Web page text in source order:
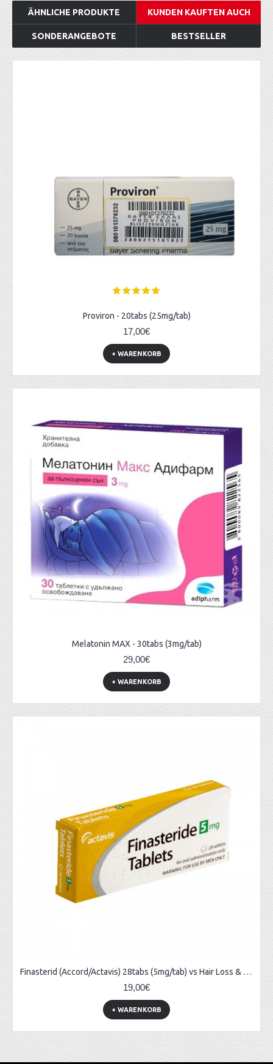
ÄHNLICHE PRODUKTE KUNDEN KAUFTEN AUCH
SONDERANGEBOTE BESTSELLER
Proviron - 20tabs (25mg/tab)
17,00€
+ WARENKORB
Melatonin MAX - 30tabs (3mg/tab)
29,00€
+ WARENKORB
Finasterid (Accord/Actavis) 28tabs (5mg/tab) vs Hair Loss & Prostate Treatments
19,00€
+ WARENKORB